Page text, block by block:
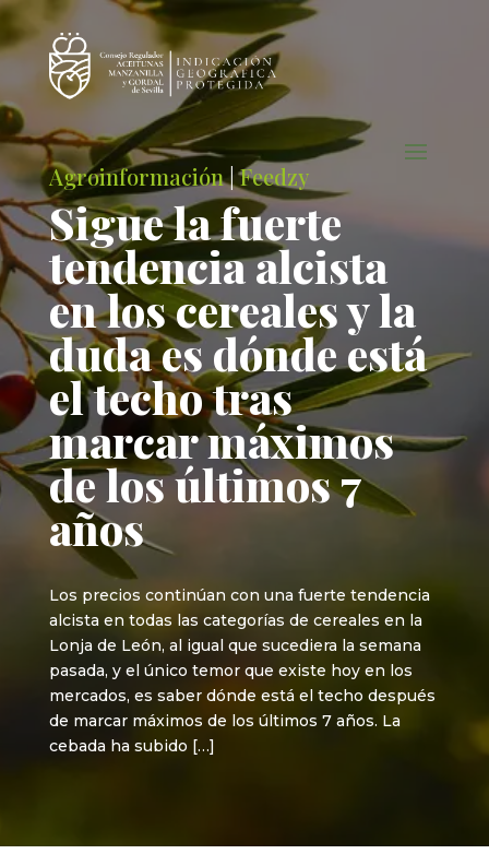
Agroinformación|Feedzy
Sigue la fuerte
tendencia alcista
en los cereales y la
duda es dónde está
el techo tras
marcar máximos
de los últimos 7
años
Los precios continúan con una fuerte tendencia
alcista en todas las categorías de cereales en la
Lonja de León, al igual que sucediera la semana
pasada, y el único temor que existe hoy en los
mercados, es saber dónde está el techo después
de marcar máximos de los últimos 7 años. La
cebada ha subido […]